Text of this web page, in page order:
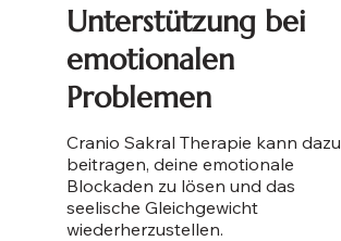
Cranio Sakral Therapie kann dazu
beitragen, deine emotionale
Blockaden zu lösen und das
seelische Gleichgewicht
wiederherzustellen.
Unterstützung bei
emotionalen
Problemen